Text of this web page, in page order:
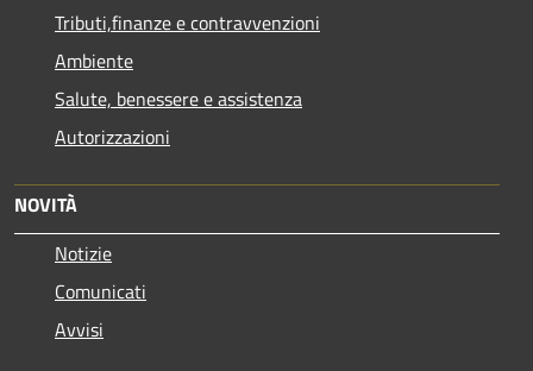
Tributi,finanze e contravvenzioni
Ambiente
Salute, benessere e assistenza
Autorizzazioni
NOVITÀ
Notizie
Comunicati
Avvisi